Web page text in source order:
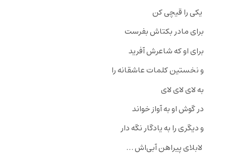
یکی را قیچی کن
برای مادر بکتاش بفرست
برای‌ او که شاعرش آفرید
و نخستین کلمات عاشقانه را
به لای لای لای
در گوش‌ او به آواز خواند
و دیگری را به یادگار نگه دار
لابلای پیراهن آبی‌اش …